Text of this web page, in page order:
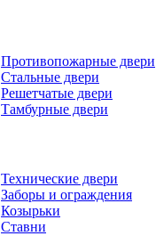
Противопожарные двери
Стальные двери
Решетчатые двери
Тамбурные двери
Технические двери
Заборы и ограждения
Козырьки
Ставни